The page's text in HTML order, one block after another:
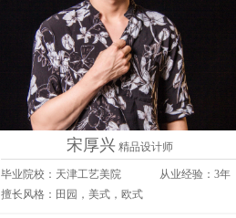
宋厚兴 精品设计师
毕业院校：天津工艺美院 从业经验： 3年
擅长风格： 田园，美式，欧式